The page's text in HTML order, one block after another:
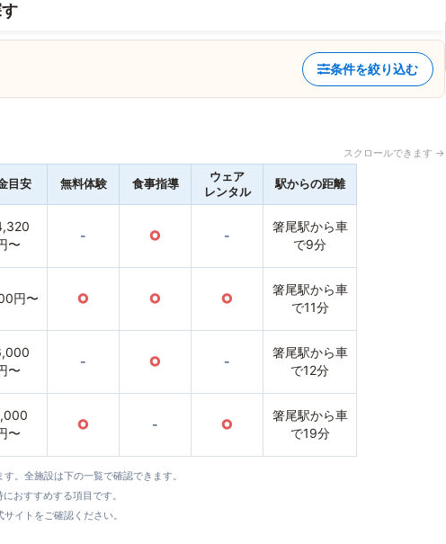
条件を絞り込む
スクロールできます →
目安 無料体験 食事指導
ウェア
レンタル
駅からの距離
〜
- ○ -
箸尾駅から車
で9分
円〜 ○ ○ ○
箸尾駅から車
で11分
〜
- ○ -
箸尾駅から車
で12分
〜
○ - ○
箸尾駅から車
で19分
。全施設は下の一覧で確認できます。
おすすめする項目です。
イトをご確認ください。